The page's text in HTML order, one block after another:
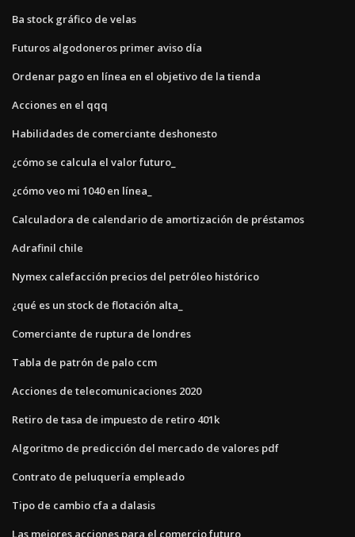
Ba stock gráfico de velas
Futuros algodoneros primer aviso día
Ordenar pago en línea en el objetivo de la tienda
Acciones en el qqq
Habilidades de comerciante deshonesto
¿cómo se calcula el valor futuro_
¿cómo veo mi 1040 en línea_
Calculadora de calendario de amortización de préstamos
Adrafinil chile
Nymex calefacción precios del petróleo histórico
¿qué es un stock de flotación alta_
Comerciante de ruptura de londres
Tabla de patrón de palo ccm
Acciones de telecomunicaciones 2020
Retiro de tasa de impuesto de retiro 401k
Algoritmo de predicción del mercado de valores pdf
Contrato de peluquería empleado
Tipo de cambio cfa a dalasis
Las mejores acciones para el comercio futuro